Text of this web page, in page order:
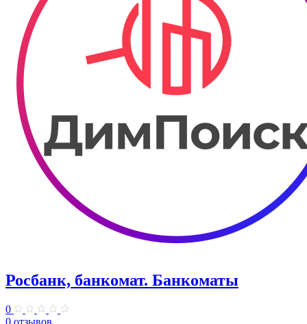
Росбанк, банкомат. Банкоматы
0
0 отзывов